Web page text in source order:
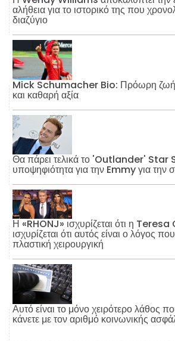
αλήθεια για το ιστορικό της που
διαζύγιο
Mick Schumacher Bio: Πρόωρη ζωή,
και καθαρή αξία
Θα πάρει τελικά το 'Outlander' Star
υποψηφιότητα για την Emmy για την
Η «RHONJ» ισχυρίζεται ότι η
ισχυρίζεται ότι αυτός είναι ο λόγος
πλαστική χειρουργική
Αυτό είναι το μόνο χειρότερο λάθος
κάνετε με τον αριθμό κοινωνικής